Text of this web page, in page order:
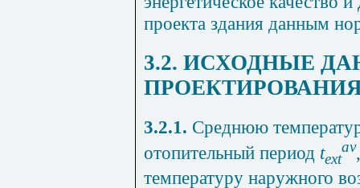
проекта здания данным
3.2. ИСХОДНЫЕ
3.2.1. Среднюю
отопительный период text
av
температуру наружного